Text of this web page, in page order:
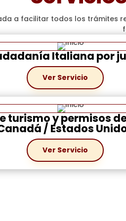
a facilitar todos los trámites
Italiana por
Ver Servicio
turismo y permisos
/ Estados
Ver Servicio